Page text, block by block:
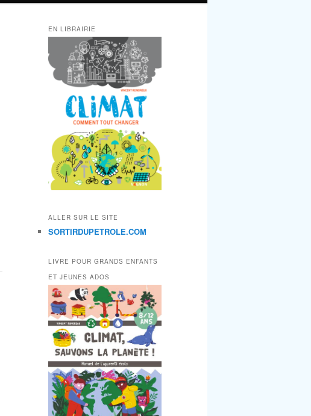
EN LIBRAIRIE
ALLER SUR LE SITE
SORTIRDUPETROLE.COM
LIVRE POUR GRANDS ENFANTS
ET JEUNES ADOS